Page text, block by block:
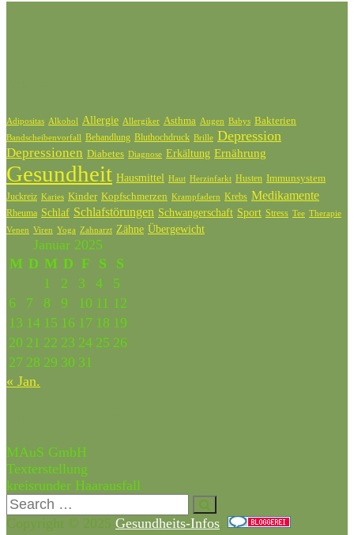
Adipositas Alkohol Allergie Allergiker Asthma Augen Babys Bakterien
Bandscheibenvorfall Behandlung Bluthochdruck Brille Depression
Depressionen Diabetes Diagnose Erkältung Ernährung
Gesundheit Hausmittel Haut Herzinfarkt Husten Immunsystem
Juckreiz Karies Kinder Kopfschmerzen Krampfadern Krebs Medikamente
Rheuma Schlaf Schlafstörungen Schwangerschaft Sport Stress Tee Therapie
Venen Viren Yoga Zahnarzt Zähne Übergewicht
Januar 2025
M D M D F S
S
1
2 3 4
5
6
7 8 9 10 11 12
13 14 15 16 17 18 19
20 21 22 23 24 25 26
27 28 29 30 31
« Jan.
MAuS GmbH
Texterstellung
kreisrunder Haarausfall
Copyright © 2025 Gesundheits-Infos.